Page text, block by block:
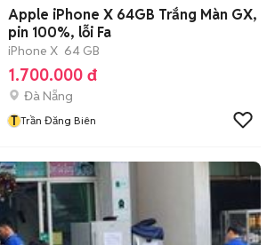
Apple iPhone X 64GB Trắng Màn GX,
pin 100%, lỗi Fa
iPhone X 64 GB
1.700.000 đ
Đà Nẵng
T Trần Đăng Biên